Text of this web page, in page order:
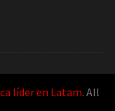
líder en Latam. All